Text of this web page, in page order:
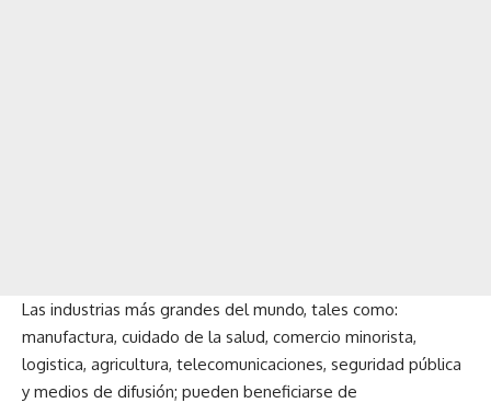
Las industrias más grandes del mundo, tales como:
manufactura, cuidado de la salud, comercio minorista,
logistica, agricultura, telecomunicaciones, seguridad pública
y medios de difusión; pueden beneficiarse de